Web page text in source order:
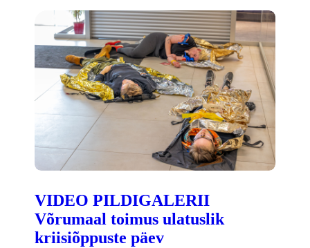
VIDEO PILDIGALERII
Võrumaal toimus ulatuslik
kriisiõppuste päev